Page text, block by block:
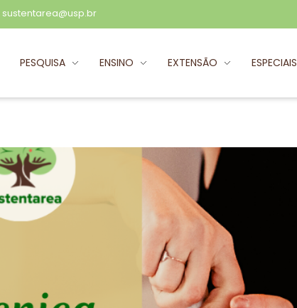
sustentarea@usp.br
PESQUISA ENSINO EXTENSÃO ESPECIAIS